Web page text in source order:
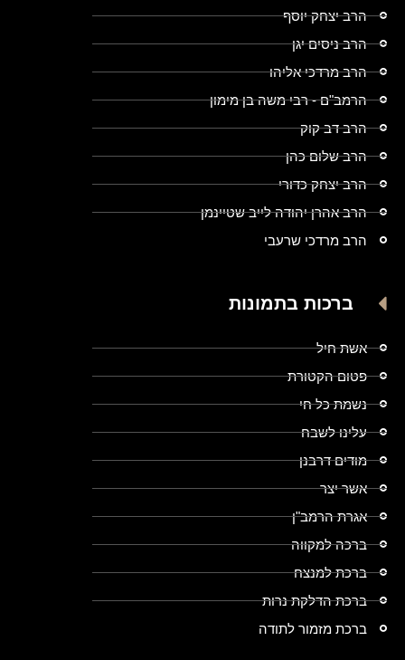
הרב יצחק יוסף
הרב ניסים יגן
הרב מרדכי אליהו
הרמב"ם - רבי משה בן מימון
הרב דב קוק
הרב שלום כהן
הרב יצחק כדורי
הרב אהרן יהודה לייב שטיינמן
הרב מרדכי שרעבי
ברכות בתמונות
אשת חיל
פטום הקטורת
נשמת כל חי
עלינו לשבח
מודים דרבנן
אשר יצר
אגרת הרמב"ן
ברכה למקווה
ברכת למנצח
ברכת הדלקת נרות
ברכת מזמור לתודה